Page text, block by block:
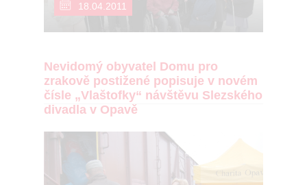
18.04.2011
Nevidomý obyvatel Domu pro
zrakově postižené popisuje v novém
čísle „Vlaštofky“ návštěvu Slezského
divadla v Opavě